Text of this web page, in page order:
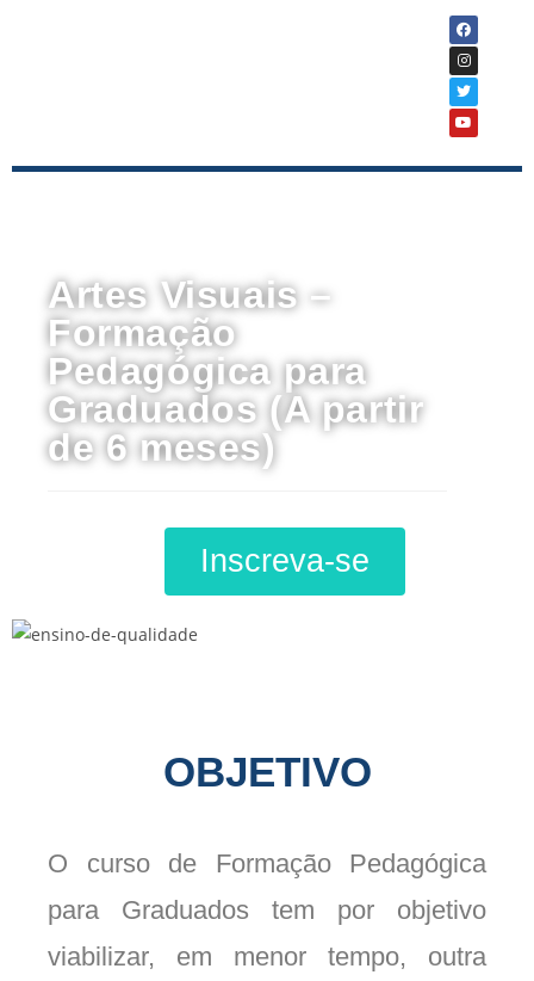
Artes Visuais –
Formação
Pedagógica para
Graduados (A partir
de 6 meses)
Inscreva-se
OBJETIVO
O curso de Formação Pedagógica
para Graduados tem por objetivo
viabilizar, em menor tempo, outra